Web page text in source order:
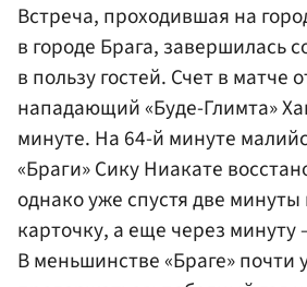
Встреча, проходившая на
в городе Брага, завершилась
в пользу гостей. Счет в матче
нападающий «Буде-Глимта»
минуте. На 64-й минуте
«Браги» Сику Ниакате
однако уже спустя две
карточку, а еще через
В меньшинстве «Браге» почти